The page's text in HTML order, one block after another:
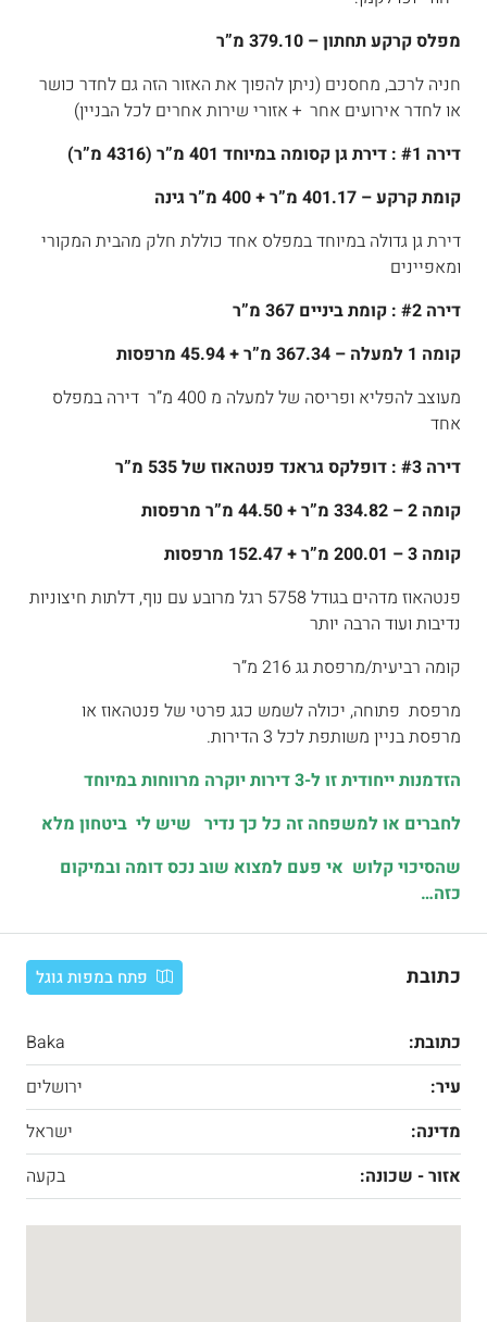
מפלס קרקע תחתון – 379.10 מ”ר
חניה לרכב, מחסנים (ניתן להפוך את האזור הזה גם לחדר כושר
או לחדר אירועים אחר + אזורי שירות אחרים לכל הבניין)
דירה #1 : דירת גן קסומה במיוחד 401 מ”ר (4316 מ”ר)
קומת קרקע – 401.17 מ”ר + 400 מ”ר גינה
דירת גן גדולה במיוחד במפלס אחד כוללת חלק מהבית המקורי
ומאפיינים
דירה #2 : קומת ביניים 367 מ”ר
קומה 1 למעלה – 367.34 מ”ר + 45.94 מרפסות
מעוצב להפליא ופריסה של למעלה מ 400 מ”ר דירה במפלס
אחד
דירה #3 : דופלקס גראנד פנטהאוז של 535 מ”ר
קומה 2 – 334.82 מ”ר + 44.50 מ”ר מרפסות
קומה 3 – 200.01 מ”ר + 152.47 מרפסות
פנטהאוז מדהים בגודל 5758 רגל מרובע עם נוף, דלתות חיצוניות
נדיבות ועוד הרבה יותר
קומה רביעית/מרפסת גג 216 מ”ר
מרפסת פתוחה, יכולה לשמש כגג פרטי של פנטהאוז או
מרפסת בניין משותפת לכל 3 הדירות.
הזדמנות ייחודית זו ל-3 דירות יוקרה מרווחות במיוחד
לחברים או למשפחה זה כל כך נדיר שיש לי ביטחון מלא
שהסיכוי קלוש אי פעם למצוא שוב נכס דומה ובמיקום
כזה…
כתובת פתח במפות גוגל
כתובת:
Baka
עיר:
ירושלים
מדינה:
ישראל
אזור - שכונה:
בקעה